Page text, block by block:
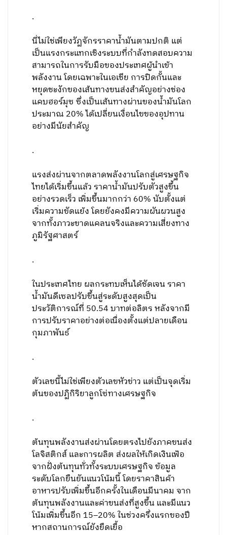
.
นี่ไม่ใช่เพียงวัฏจักรราคาน้ำมันตามปกติ แต่
เป็นแรงกระแทกเชิงระบบที่กำลังทดสอบความ
สามารถในการรับมือของประเทศผู้นำเข้า
พลังงาน โดยเฉพาะในเอเชีย การปิดกั้นและ
หยุดชะงักของเส้นทางขนส่งสำคัญอย่างช่อง
แคบฮอร์มุซ ซึ่งเป็นเส้นทางผ่านของน้ำมันโลก
ประมาณ 20% ได้เปลี่ยนเงื่อนไขของอุปทาน
อย่างมีนัยสำคัญ
.
แรงส่งผ่านจากตลาดพลังงานโลกสู่เศรษฐกิจ
ไทยได้เริ่มขึ้นแล้ว ราคาน้ำมันปรับตัวสูงขึ้น
อย่างรวดเร็ว เพิ่มขึ้นมากกว่า 60% นับตั้งแต่
เริ่มความขัดแย้ง โดยยังคงมีความผันผวนสูง
จากทั้งภาวะขาดแคลนจริงและความเสี่ยงทาง
ภูมิรัฐศาสตร์
.
ในประเทศไทย ผลกระทบเห็นได้ชัดเจน ราคา
น้ำมันดีเซลปรับขึ้นสู่ระดับสูงสุดเป็น
ประวัติการณ์ที่ 50.54 บาทต่อลิตร หลังจากมี
การปรับราคาอย่างต่อเนื่องตั้งแต่ปลายเดือน
กุมภาพันธ์
.
ตัวเลขนี้ไม่ใช่เพียงตัวเลขหัวข่าว แต่เป็นจุดเริ่ม
ต้นของปฏิกิริยาลูกโซ่ทางเศรษฐกิจ
.
ต้นทุนพลังงานส่งผ่านโดยตรงไปยังภาคขนส่ง
โลจิสติกส์ และการผลิต ส่งผลให้เกิดเงินเฟ้อ
จากฝั่งต้นทุนทั่วทั้งระบบเศรษฐกิจ ข้อมูล
ระดับโลกยืนยันแนวโน้มนี้ โดยราคาสินค้า
อาหารปรับเพิ่มขึ้นอีกครั้งในเดือนมีนาคม จาก
ต้นทุนพลังงานและค่าขนส่งที่สูงขึ้น และมีแนว
โน้มเพิ่มขึ้นอีก 15–20% ในช่วงครึ่งแรกของปี
หากสถานการณ์ยังยืดเยื้อ